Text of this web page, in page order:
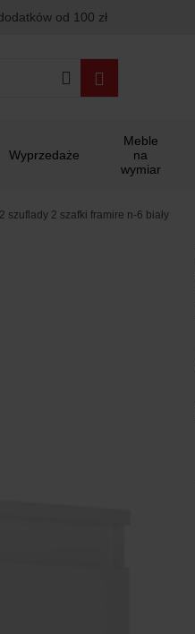
od 100 zł
Wyprzedaże
Meble
na
wymiar
szuflady 2 szafki framire n-6 biały